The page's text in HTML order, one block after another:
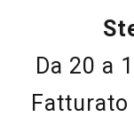
Da 20 a